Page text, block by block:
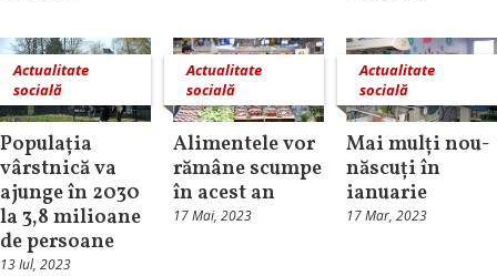
Actualitate
socială
Populația
vârstnică va
ajunge în 2030
la 3,8 milioane
de persoane
13 Iul, 2023
Actualitate
socială
Alimentele vor
rămâne scumpe
în acest an
17 Mai, 2023
Actualitate
socială
Mai mulți nou-
născuți în
ianuarie
17 Mar, 2023